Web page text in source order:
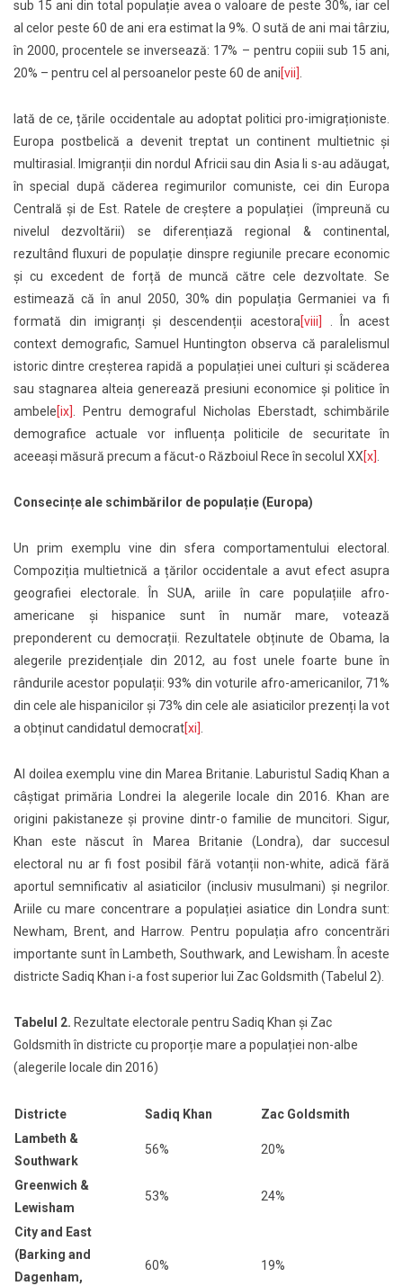
sub 15 ani din total populație avea o valoare de peste 30%, iar cel
al celor peste 60 de ani era estimat la 9%. O sută de ani mai târziu,
în 2000, procentele se inversează: 17% – pentru copiii sub 15 ani,
20% – pentru cel al persoanelor peste 60 de ani[vii] .
Iată de ce, țările occidentale au adoptat politici pro-imigraționiste.
Europa postbelică a devenit treptat un continent multietnic și
multirasial. Imigranții din nordul Africii sau din Asia li s-au adăugat,
în special după căderea regimurilor comuniste, cei din Europa
Centrală și de Est. Ratele de creștere a populației (împreună cu
nivelul dezvoltării) se diferențiază regional & continental,
rezultând fluxuri de populație dinspre regiunile precare economic
și cu excedent de forță de muncă către cele dezvoltate. Se
estimează că în anul 2050, 30% din populația Germaniei va fi
formată din imigranți și descendenții acestora[viii]
. În acest
context demografic, Samuel Huntington observa că paralelismul
istoric dintre creșterea rapidă a populației unei culturi și scăderea
sau stagnarea alteia generează presiuni economice și politice în
ambele[ix] . Pentru demograful Nicholas Eberstadt, schimbările
demografice actuale vor influența politicile de securitate în
aceeași măsură precum a făcut-o Războiul Rece în secolul XX[x] .
Consecințe ale schimbărilor de populație (Europa)
Un prim exemplu vine din sfera comportamentului electoral.
Compoziția multietnică a țărilor occidentale a avut efect asupra
geografiei electorale. În SUA, ariile în care populațiile afro-
americane și hispanice sunt în număr mare, votează
preponderent cu democrații. Rezultatele obținute de Obama, la
alegerile prezidențiale din 2012, au fost unele foarte bune în
rândurile acestor populații: 93% din voturile afro-americanilor, 71%
din cele ale hispanicilor și 73% din cele ale asiaticilor prezenți la vot
a obținut candidatul democrat[xi] .
Al doilea exemplu vine din Marea Britanie. Laburistul Sadiq Khan a
câștigat primăria Londrei la alegerile locale din 2016. Khan are
origini pakistaneze și provine dintr-o familie de muncitori. Sigur,
Khan este născut în Marea Britanie (Londra), dar succesul
electoral nu ar fi fost posibil fără votanții non-white, adică fără
aportul semnificativ al asiaticilor (inclusiv musulmani) și negrilor.
Ariile cu mare concentrare a populației asiatice din Londra sunt:
Newham, Brent, and Harrow. Pentru populația afro concentrări
importante sunt în Lambeth, Southwark, and Lewisham. În aceste
districte Sadiq Khan i-a fost superior lui Zac Goldsmith (Tabelul 2).
Tabelul 2. Rezultate electorale pentru Sadiq Khan și Zac
Goldsmith în districte cu proporție mare a populației non-albe
(alegerile locale din 2016)
Districte Sadiq Khan
Zac Goldsmith
Lambeth &
Southwark
56% 20%
Greenwich &
Lewisham
53% 24%
City and East
(Barking and
Dagenham,
60% 19%